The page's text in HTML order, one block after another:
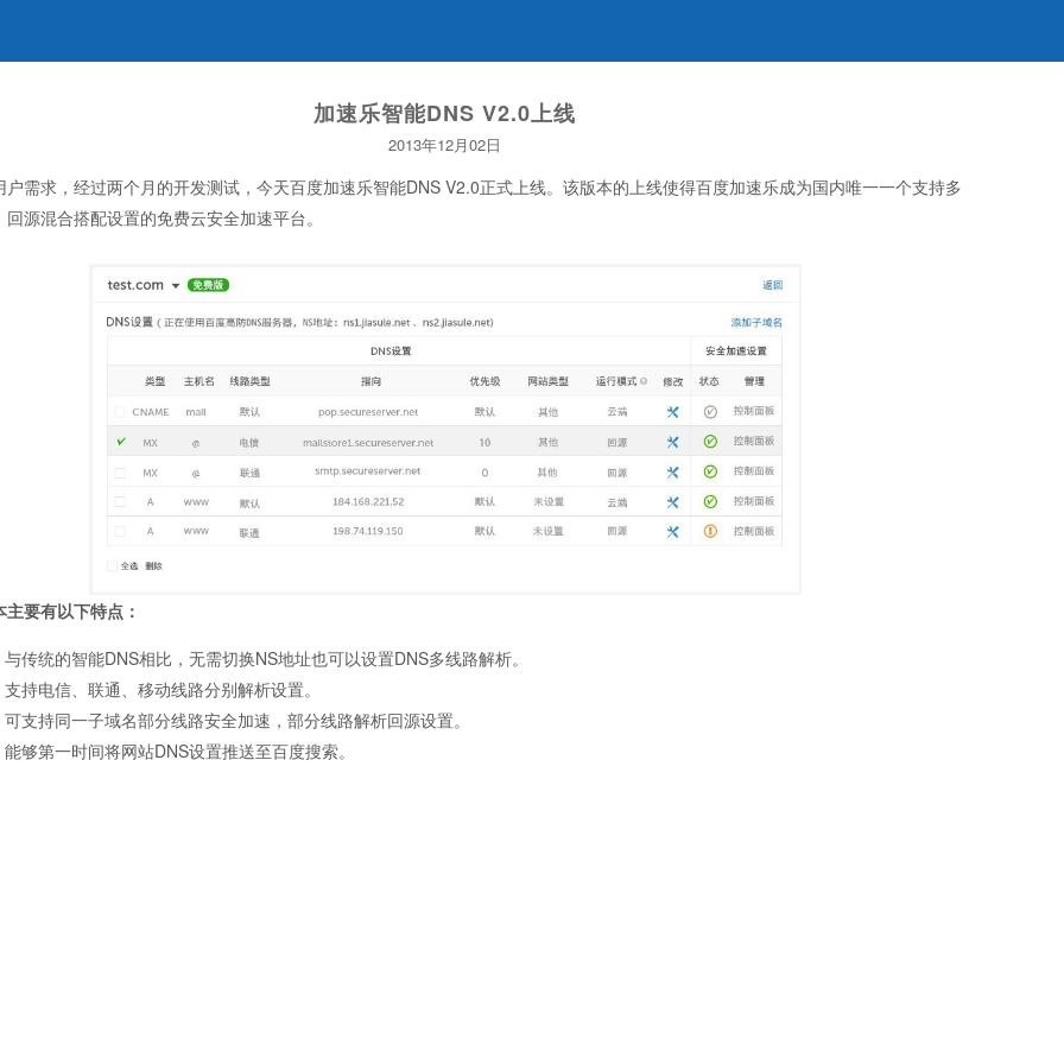
加速乐智能DNS V2.0上线
2013年12月02日
户需求，经过两个月的开发测试，今天百度加速乐智能DNS V2.0正式上线。该版本的上线使得百度加速乐成为国内唯一一个支持多
源混合搭配设置的免费云安全加速平台。
主要有以下特点：
与传统的智能DNS相比，无需切换NS地址也可以设置DNS多线路解析。
支持电信、联通、移动线路分别解析设置。
可支持同一子域名部分线路安全加速，部分线路解析回源设置。
能够第一时间将网站DNS设置推送至百度搜索。